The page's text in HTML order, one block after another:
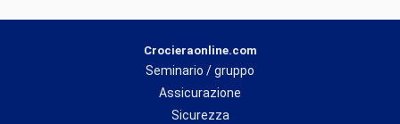
Crocieraonline.com
Seminario / gruppo
Assicurazione
Sicurezza